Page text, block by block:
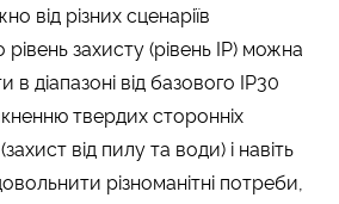
від різних сценаріїв
захисту (рівень IP) можна
в діапазоні від базового IP30
твердих сторонніх
від пилу та води) і навіть
різноманітні потреби,